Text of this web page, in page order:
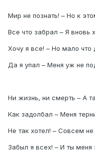
Мир не познать! – Но к
Все что забрал – Я вновь
Хочу я все! – Но мало что
Да я упал – Меня уж не
Ни жизнь, ни смерть – А
Как задолбал – Меня
Не так хотел! – Совсем не
Забыл я всех! – И ты меня